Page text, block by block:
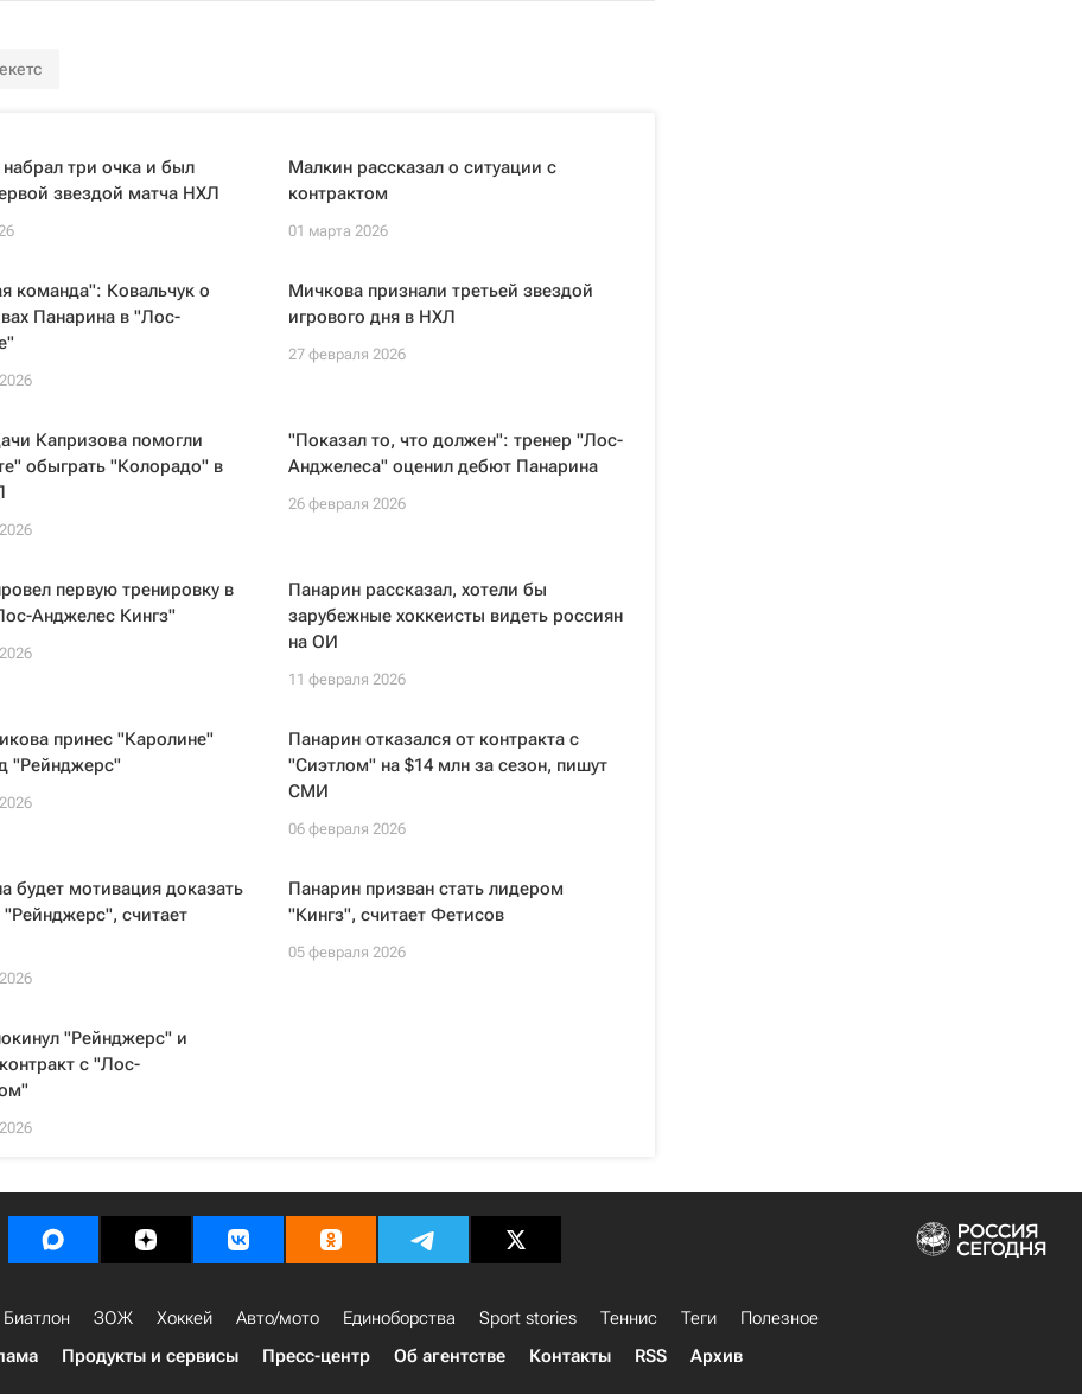
три очка и был
звездой матча НХЛ
Малкин рассказал о ситуации с
контрактом
01 марта 2026
команда": Ковальчук о
Панарина в "Лос-
Мичкова признали третьей звездой
игрового дня в НХЛ
27 февраля 2026
Капризова помогли
обыграть "Колорадо" в
"Показал то, что должен": тренер "Лос-
Анджелеса" оценил дебют Панарина
26 февраля 2026
первую тренировку в
Анджелес Кингз"
Панарин рассказал, хотели бы
зарубежные хоккеисты видеть россиян
на ОИ
11 февраля 2026
принес "Каролине"
"Рейнджерс"
Панарин отказался от контракта с
"Сиэтлом" на $14 млн за сезон, пишут
СМИ
06 февраля 2026
будет мотивация доказать
"Рейнджерс", считает
Панарин призван стать лидером
"Кингз", считает Фетисов
05 февраля 2026
"Рейнджерс" и
с "Лос-
Биатлон ЗОЖ Хоккей Авто/мото Единоборства Sport stories Теннис Теги
Полезное
Продукты и сервисы Пресс-центр Об агентстве Контакты RSS Архив